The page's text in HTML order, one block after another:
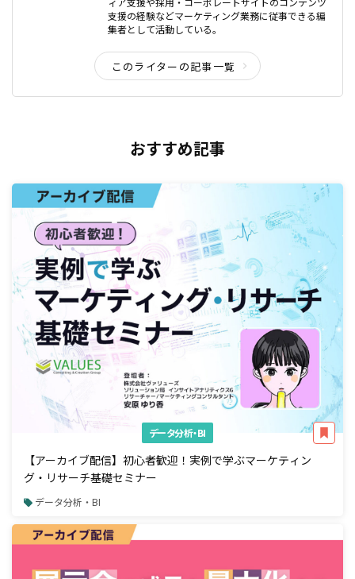
支援の経験などマーケティング業務に従事できる編
集者として活動している。
このライターの記事一覧
おすすめ記事
データ分析・BI
【アーカイブ配信】初心者歓迎！実例で学ぶマーケティン
グ・リサーチ基礎セミナー
データ分析・BI